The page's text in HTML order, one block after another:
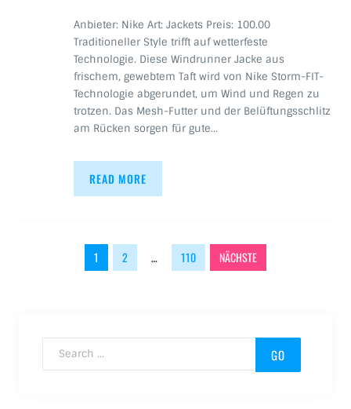
Anbieter: Nike Art: Jackets Preis: 100.00
Traditioneller Style trifft auf wetterfeste
Technologie. Diese Windrunner Jacke aus
frischem, gewebtem Taft wird von Nike Storm-FIT-
Technologie abgerundet, um Wind und Regen zu
trotzen. Das Mesh-Futter und der Belüftungsschlitz
am Rücken sorgen für gute…
READ MORE
Beitragsnavigation
1 2 … 110 NÄCHSTE